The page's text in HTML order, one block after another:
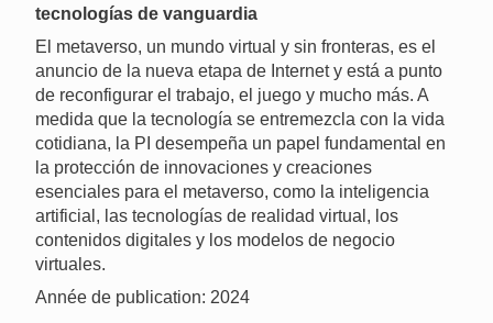
tecnologías de vanguardia
El metaverso, un mundo virtual y sin fronteras, es el
anuncio de la nueva etapa de Internet y está a punto
de reconfigurar el trabajo, el juego y mucho más. A
medida que la tecnología se entremezcla con la vida
cotidiana, la PI desempeña un papel fundamental en
la protección de innovaciones y creaciones
esenciales para el metaverso, como la inteligencia
artificial, las tecnologías de realidad virtual, los
contenidos digitales y los modelos de negocio
virtuales.
Année de publication: 2024